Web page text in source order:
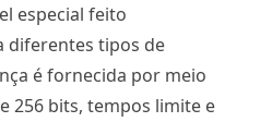
especial feito
diferentes tipos de
é fornecida por meio
256 bits, tempos limite e